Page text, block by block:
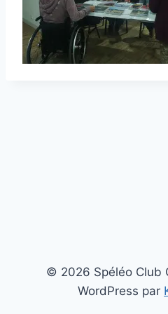
© 2026 Spéléo Club
WordPress par